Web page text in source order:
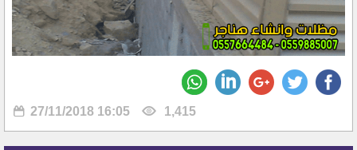
27/11/2018 16:05 1,415